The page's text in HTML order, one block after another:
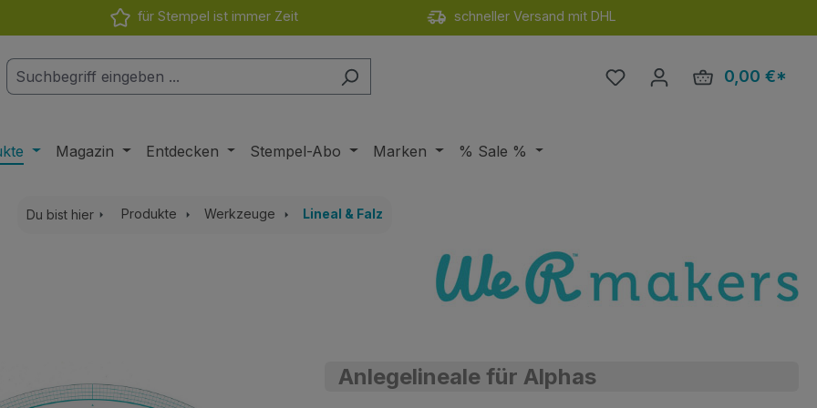
für Stempel ist immer Zeit schneller Versand mit DHL
Du hast 0 Produkte auf
0,00 €*
Magazin Entdecken Stempel-Abo Marken % Sale %
Du bist hier Produkte Werkzeuge Lineal & Falz
Anlegelineale für Alphas